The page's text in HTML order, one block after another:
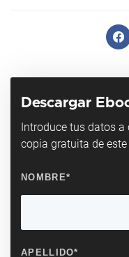
Descargar
Introduce tus datos
copia gratuita de este